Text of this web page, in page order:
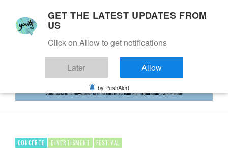
CONCERTE DIVERTISMENT FESTIVAL
GET THE LATEST UPDATES FROM
US
Click on Allow to get notifications
Later Allow
by PushAlert